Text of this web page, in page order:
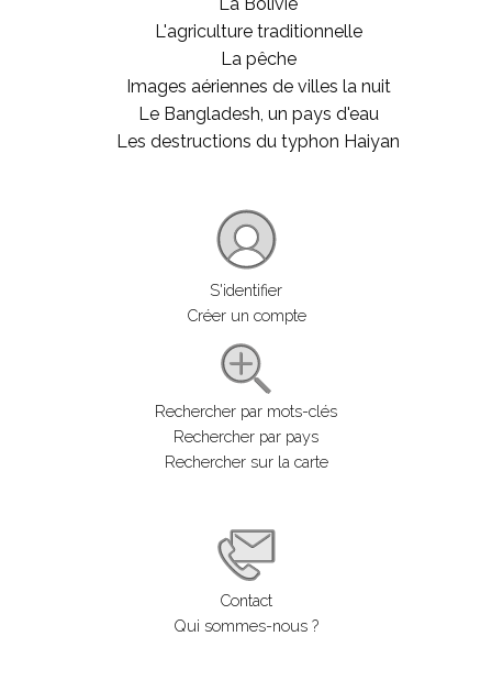
L'agriculture traditionnelle
La pêche
Images aériennes de villes la nuit
Le Bangladesh, un pays d'eau
Les destructions du typhon Haiyan
S'identifier
Créer un compte
Rechercher par mots-clés
Rechercher par pays
Rechercher sur la carte
Contact
Qui sommes-nous ?